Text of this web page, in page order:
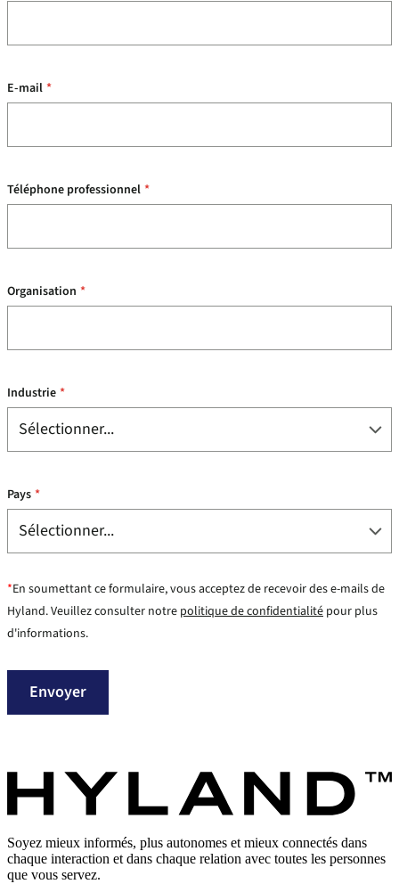
*
E-mail
*
Téléphone professionnel
*
Organisation
*
Industrie
*
Pays
*En soumettant ce formulaire, vous acceptez de recevoir des e-mails de
Hyland. Veuillez consulter notre politique de confidentialité pour plus
d'informations.
Envoyer
Soyez mieux informés, plus autonomes et mieux connectés dans
chaque interaction et dans chaque relation avec toutes les personnes
que vous servez.